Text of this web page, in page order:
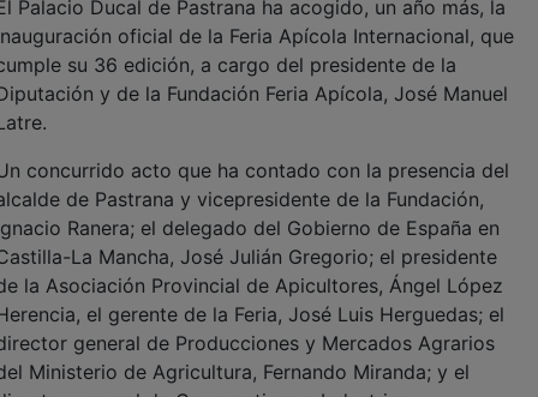
oficial de la Feria Apícola Internacional, que
su 36 edición, a cargo del presidente de la
y de la Fundación Feria Apícola, José Manuel
de Pastrana y vicepresidente de la Fundación,
Ranera; el delegado del Gobierno de España en
La Mancha, José Julián Gregorio; el presidente
la Asociación Provincial de Apicultores, Ángel López
el gerente de la Feria, José Luis Herguedas; el
general de Producciones y Mercados Agrarios
Ministerio de Agricultura, Fernando Miranda; y el
general de Cooperativas e Industrias